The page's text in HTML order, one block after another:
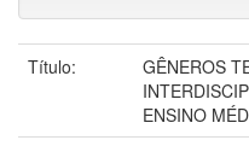
Título:
GÊNEROS
ENSINO